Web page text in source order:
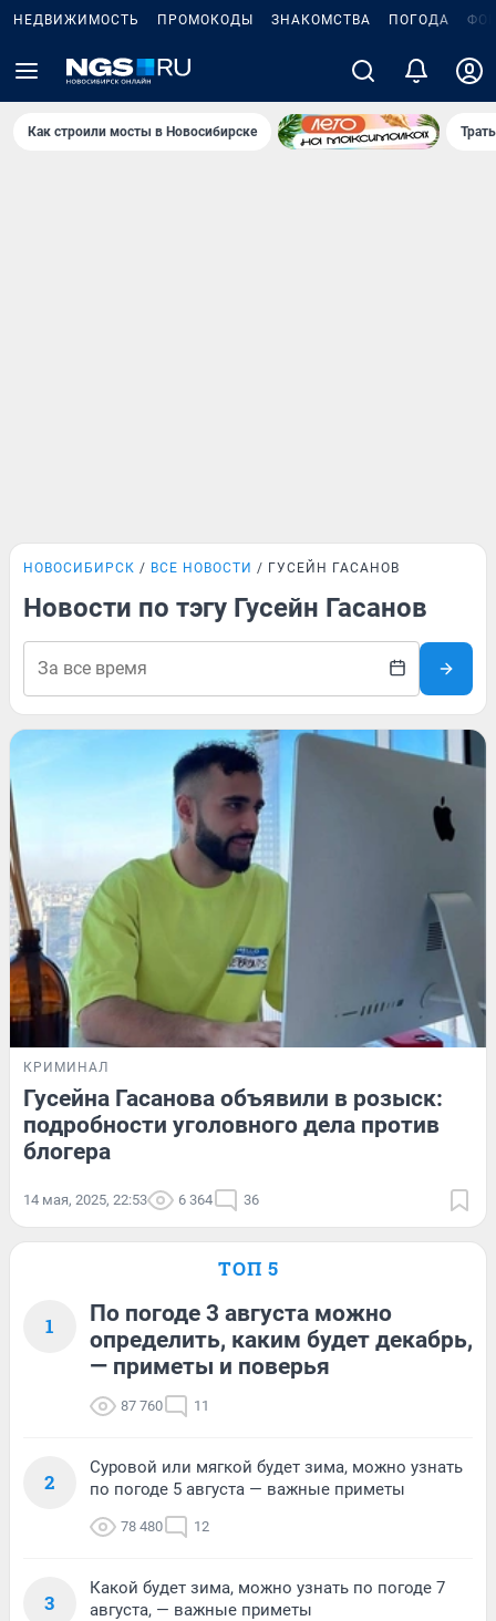
НЕДВИЖИМОСТЬ ПРОМОКОДЫ ЗНАКОМСТВА ПОГОДА
Как строили мосты в Новосибирске
НОВОСИБИРСК ВСЕ НОВОСТИ ГУСЕЙН ГАСАНОВ
Новости по тэгу Гусейн Гасанов
КРИМИНАЛ
Гусейна Гасанова объявили в розыск:
подробности уголовного дела против
блогера
14 мая, 2025, 22:53 6 364 36
ТОП 5
1
По погоде 3 августа можно
определить, каким будет декабрь,
— приметы и поверья
87 760 11
2
Суровой или мягкой будет зима, можно узнать
по погоде 5 августа — важные приметы
78 480 12
3
Какой будет зима, можно узнать по погоде 7
августа, — важные приметы